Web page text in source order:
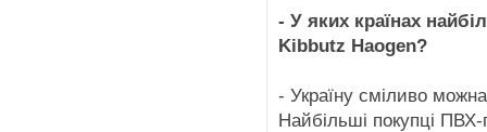
- У яких країнах
Kibbutz Haogen?
- Україну сміливо
Найбільші покупці ПВХ-